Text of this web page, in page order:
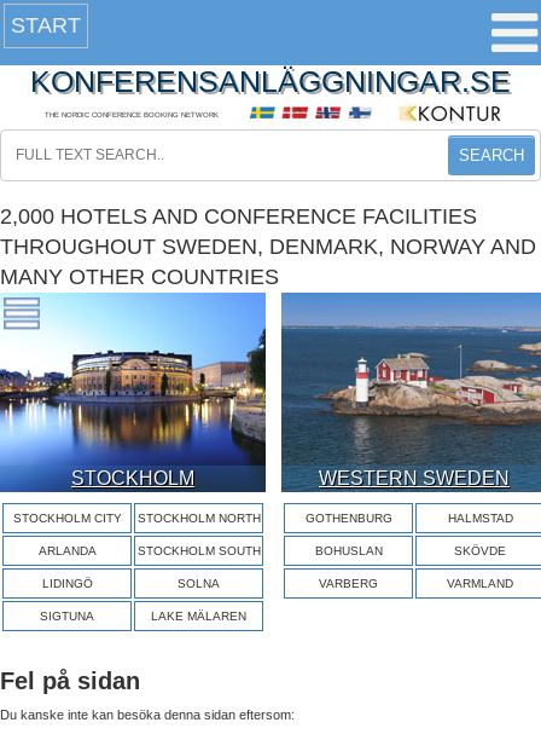
START
KONFERENSANLÄGGNINGAR.SE
THE NORDIC CONFERENCE BOOKING NETWORK
SEARCH
2,000 HOTELS AND CONFERENCE FACILITIES
THROUGHOUT SWEDEN, DENMARK, NORWAY AND
MANY OTHER COUNTRIES
STOCKHOLM
STOCKHOLM CITY STOCKHOLM NORTH
ARLANDA STOCKHOLM SOUTH
LIDINGÖ SOLNA
SIGTUNA LAKE MÄLAREN
WESTERN SWEDEN
GOTHENBURG HALMSTAD
BOHUSLAN SKÖVDE
VARBERG VARMLAND
Fel på sidan
Du kanske inte kan besöka denna sidan eftersom: